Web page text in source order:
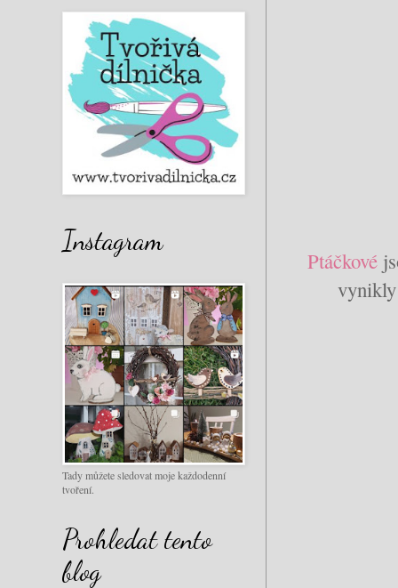
Ptáčkové
Instagram
Tady můžete sledovat moje každodenní
tvoření.
Prohledat tento
blog